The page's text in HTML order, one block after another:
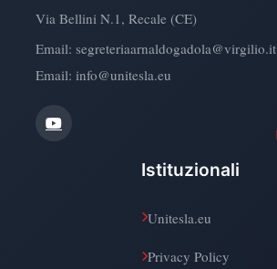
Via Bellini N.1, Recale (CE)
Email: segreteriaarnaldogadola@virgilio.it
Email: info@unitesla.eu
Istituzionali
Unitesla.eu
Privacy Policy